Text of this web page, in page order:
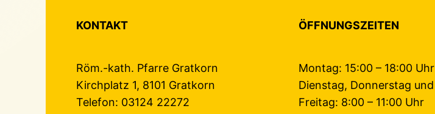
KONTAKT
Röm.-kath. Pfarre Gratkorn
Kirchplatz 1, 8101 Gratkorn
Telefon: 03124 22272
ÖFFNUNGSZEITEN
Montag: 15:00 – 18:00 Uhr
Dienstag, Donnerstag und
Freitag: 8:00 – 11:00 Uhr